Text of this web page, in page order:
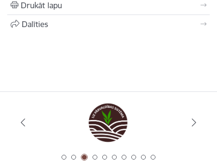
Drukāt lapu
Dalīties